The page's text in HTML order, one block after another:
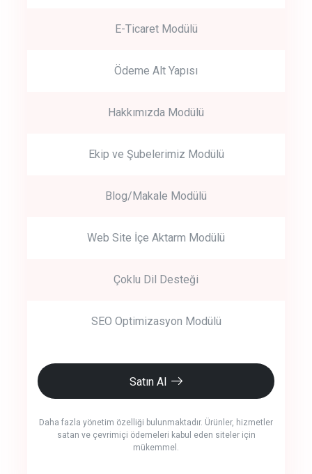
E-Ticaret Modülü
Ödeme Alt Yapısı
Hakkımızda Modülü
Ekip ve Şubelerimiz Modülü
Blog/Makale Modülü
Web Site İçe Aktarm Modülü
Çoklu Dil Desteği
SEO Optimizasyon Modülü
Satın Al
Daha fazla yönetim özelliği bulunmaktadır. Ürünler, hizmetler
satan ve çevrimiçi ödemeleri kabul eden siteler için
mükemmel.